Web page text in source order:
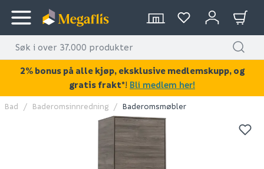
KAN DISSE VÆRE AV INTERESSE?
Bad Baderomsinnredning Baderomsmøbler
2% bonus på alle kjøp, eksklusive medlemskupp, og
gratis frakt*! Bli medlem her!